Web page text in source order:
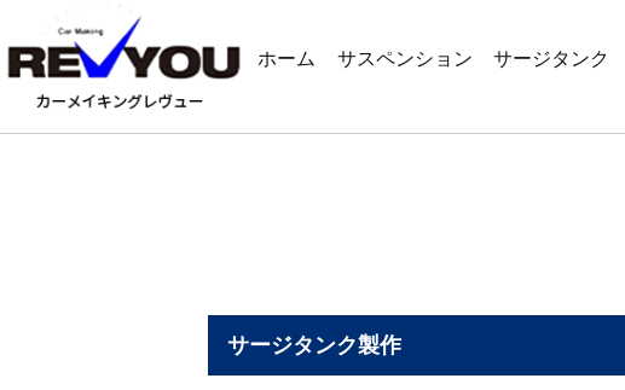
ホーム サスペンション サージタンク
サージタンク製作